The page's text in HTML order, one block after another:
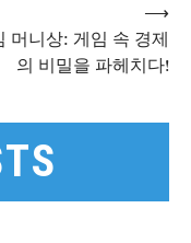
머니상: 게임 속 경제
의 비밀을 파헤치다!
⟶